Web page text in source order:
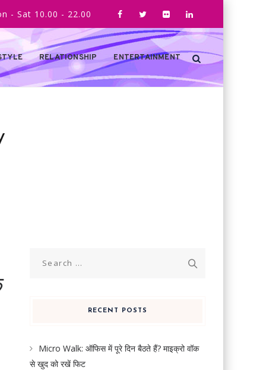
- Sat 10.00 - 22.00
RELATIONSHIP ENTERTAINMENT
RECENT POSTS
Micro Walk: ऑफिस में पूरे दिन बैठते हैं? माइक्रो वॉक
से खुद को रखें फिट